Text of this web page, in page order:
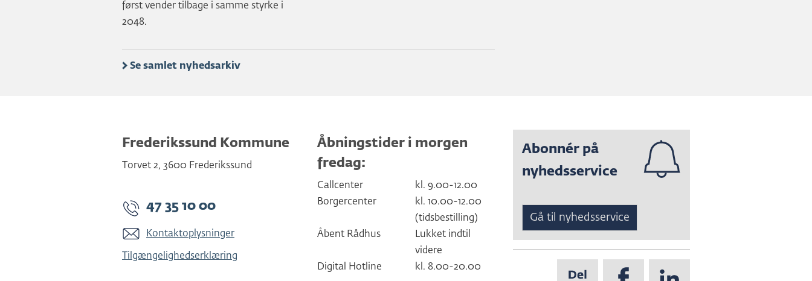
først vender tilbage i samme styrke i
2048.
Se samlet nyhedsarkiv
Frederikssund Kommune
Torvet 2, 3600 Frederikssund
47 35 10 00
Kontaktoplysninger
Tilgængelighedserklæring
Åbningstider i morgen
fredag:
Callcenter
kl. 9.00-12.00
Borgercenter
kl. 10.00-12.00
(tidsbestilling)
Åbent Rådhus
Lukket indtil
videre
Digital Hotline
kl. 8.00-20.00
Abonnér på
nyhedsservice
Gå til nyhedsservice